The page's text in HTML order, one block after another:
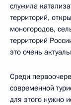
служила
территорий,
моногородов,
территорий
это очень
Среди
современной
для этого нужно